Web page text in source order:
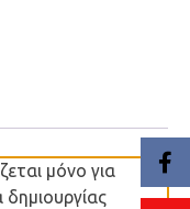
μόνο για